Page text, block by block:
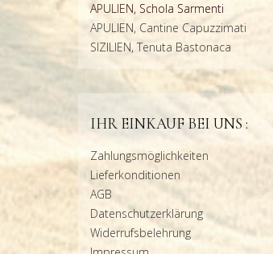
APULIEN, Schola Sarmenti
APULIEN, Cantine Capuzzimati
SIZILIEN, Tenuta Bastonaca
IHR EINKAUF BEI UNS :
Zahlungsmöglichkeiten
Lieferkonditionen
AGB
Datenschutzerklärung
Widerrufsbelehrung